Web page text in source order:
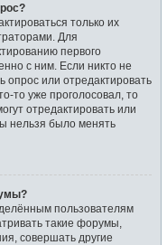
только их
Для
первого
с ним. Если никто не
опрос или отредактировать
то уже проголосовал, то
отредактировать или
нельзя было менять
пользователям
такие форумы,
совершать другие